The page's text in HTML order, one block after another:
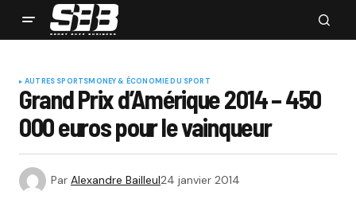
AUTRES SPORTSMONEY & ÉCONOMIE DU SPORT
Grand Prix d’Amérique 2014 – 450
000 euros pour le vainqueur
Par Alexandre Bailleul24 janvier 2014